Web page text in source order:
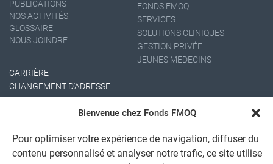
Bienvenue chez Fonds FMOQ
Pour optimiser votre expérience de navigation, diffuser du
contenu personnalisé et analyser notre trafic, ce site utilise
PUBLICATIONS
NOS ACTIVITÉS
GLOSSAIRE
NOUS JOINDRE
FONDS FMOQ
SERVICES
SOLUTIONS CLINIQUES
GESTION PRIVÉE
JEUNES MÉDECINS
CARRIÈRE
CHANGEMENT D'ADRESSE